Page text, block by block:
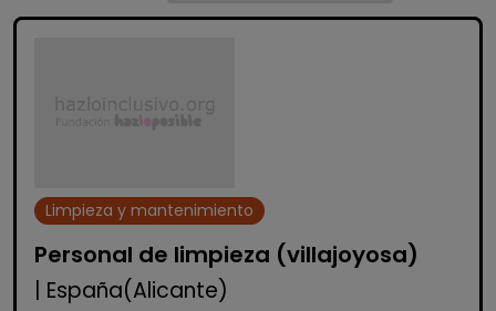
Limpieza y mantenimiento
Personal de limpieza (villajoyosa)
| España(Alicante)